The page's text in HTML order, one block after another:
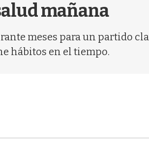
mañana
meses para un partido
hábitos en el tiempo.